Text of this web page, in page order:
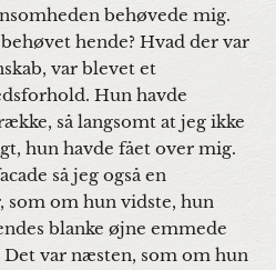
behøvede mig.
hende? Hvad der var
var blevet et
Hun havde
så langsomt at jeg ikke
hun havde fået over mig.
så jeg også en
som om hun vidste, hun
blanke øjne emmede
Det var næsten, som om hun